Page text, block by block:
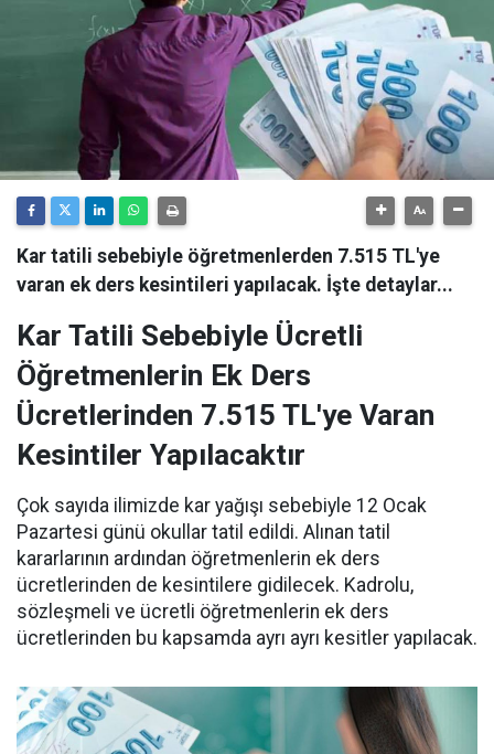
Kar tatili sebebiyle öğretmenlerden 7.515 TL'ye
varan ek ders kesintileri yapılacak. İşte detaylar...
Kar Tatili Sebebiyle Ücretli
Öğretmenlerin Ek Ders
Ücretlerinden 7.515 TL'ye Varan
Kesintiler Yapılacaktır
Çok sayıda ilimizde kar yağışı sebebiyle 12 Ocak
Pazartesi günü okullar tatil edildi. Alınan tatil
kararlarının ardından öğretmenlerin ek ders
ücretlerinden de kesintilere gidilecek. Kadrolu,
sözleşmeli ve ücretli öğretmenlerin ek ders
ücretlerinden bu kapsamda ayrı ayrı kesitler yapılacak.